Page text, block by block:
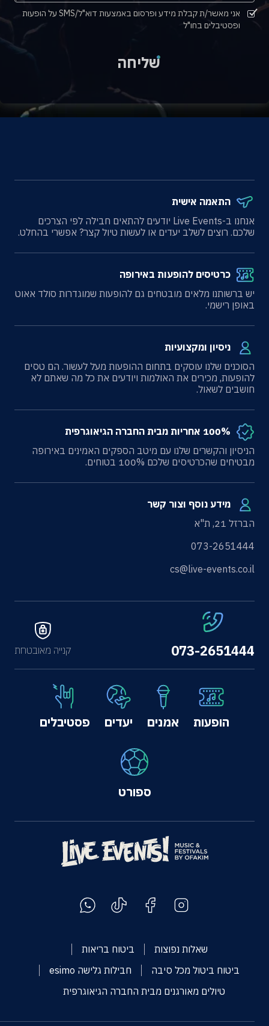
אני מאשר/ת קבלת מידע ופרסום באמצעות דוא"ל/SMS על הופעות
ופסטיבלים בחו"ל
שליחה
התאמה אישית
אנחנו ב-Live Events יודעים להתאים חבילה לפי הצרכים
שלכם. רוצים לשלב יעדים או לעשות טיול קצר? אפשרי בהחלט.
כרטיסים להופעות באירופה
יש ברשותנו מלאים מובטחים גם להופעות שמוגדרות סולד אאוט
באופן רישמי.
ניסיון ומקצועיות
הסוכנים שלנו עוסקים בתחום ההופעות מעל לעשור. הם טסים
להופעות, מכירים את האולמות ויודעים את כל מה שאתם לא
חושבים לשאול.
100% אחריות מבית החברה הגיאוגרפית
הניסיון והקשרים שלנו עם מיטב הספקים האמינים באירופה
מבטיחים שהכרטיסים שלכם 100% בטוחים.
מידע נוסף וצור קשר
הברזל 21, ת"א
073-2651444
cs@live-events.co.il
073-2651444
הופעות אמנים יעדים פסטיבלים
ספורט
קנייה מאובטחת
שאלות נפוצות
ביטוח בריאות
ביטוח ביטול מכל סיבה
חבילות גלישה esimo
טיולים מאורגנים מבית החברה הגיאוגרפית